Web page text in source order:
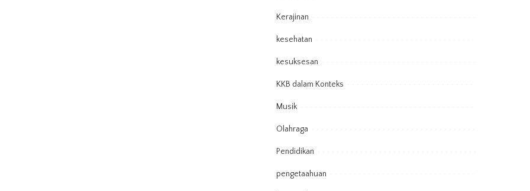
Kerajinan
kesehatan
kesuksesan
KKB dalam Konteks
Musik
Olahraga
Pendidikan
pengetaahuan